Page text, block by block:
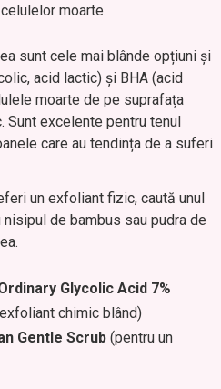
moarte.
sunt cele mai blânde opțiuni și
acid lactic) și BHA (acid
moarte de pe suprafața
excelente pentru tenul
care au tendința de a suferi
un exfoliant fizic, caută unul
de bambus sau pudra de
Glycolic Acid 7%
chimic blând)
Gentle Scrub(pentru un